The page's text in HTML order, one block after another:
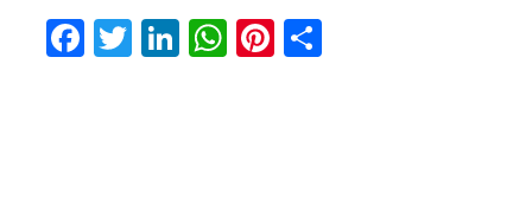
Facebook
Twitter
LinkedIn
WhatsApp
Pinterest